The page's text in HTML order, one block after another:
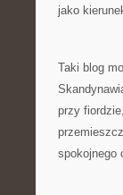
jako
Taki blog
przy
spokojnego